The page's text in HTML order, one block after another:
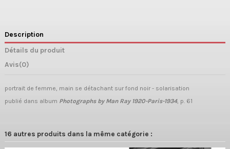
Description
Détails du produit
Avis(0)
portrait de femme, main se détachant sur fond noir - solarisation
publié dans album Photographs by Man Ray 1920-Paris-1934, p. 61
16 autres produits dans la même catégorie :